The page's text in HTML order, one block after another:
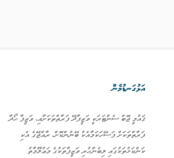
އަޅުގަނޑުމެން
ޤައުމީ ޖޮބް ސެންޓަރަކީ ވަޒީފާދޭ ފަރާތްތަކަށާއި، ވަޒީފާ ހޯދާ
ފަރާތްތަކަށް ފަސޭހަކަމާއެކު ބޭނުންކޮށް، ރާއްޖޭގެ އެކި
ކަންކަޅުތަކުގައި ލިބެންހުރި ވަޒީފާތަކުގެ މަޢުލޫމާތު